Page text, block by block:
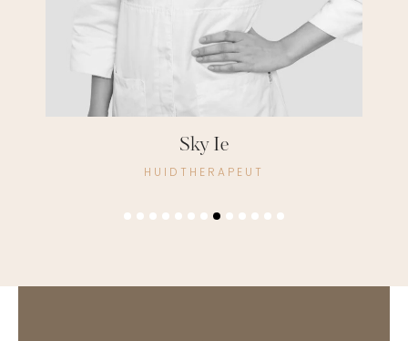
Peter Termohlen
COSMETISCH ARTS